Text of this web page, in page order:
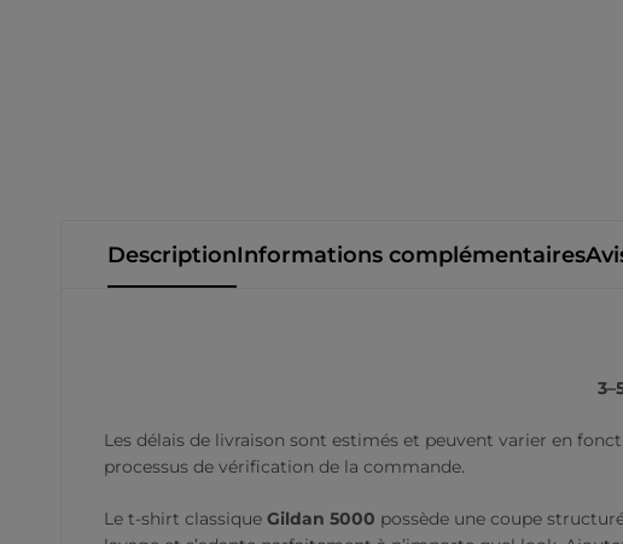
DescriptionInformations complémentaires
Les délais de livraison sont estimés et peuvent varier en
processus de vérification de la commande.
Le t-shirt classique Gildan 5000 possède une coupe